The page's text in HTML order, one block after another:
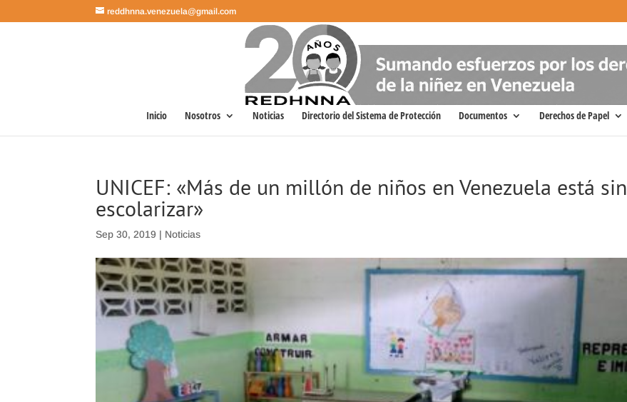
reddhnna.venezuela@gmail.com
Inicio Nosotros Noticias Directorio del Sistema de Protección Documentos Derechos de Papel
UNICEF: «Más de un millón de niños en Venezuela está sin
escolarizar»
Sep 30, 2019 | Noticias